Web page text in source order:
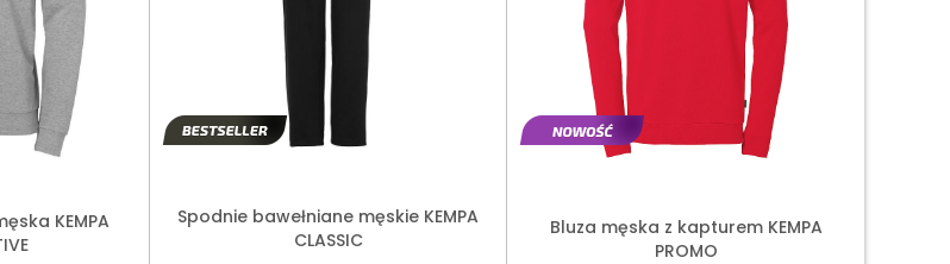
KEMPA
Spodnie bawełniane męskie KEMPA
CLASSIC
Bluza męska z kapturem KEMPA
PROMO